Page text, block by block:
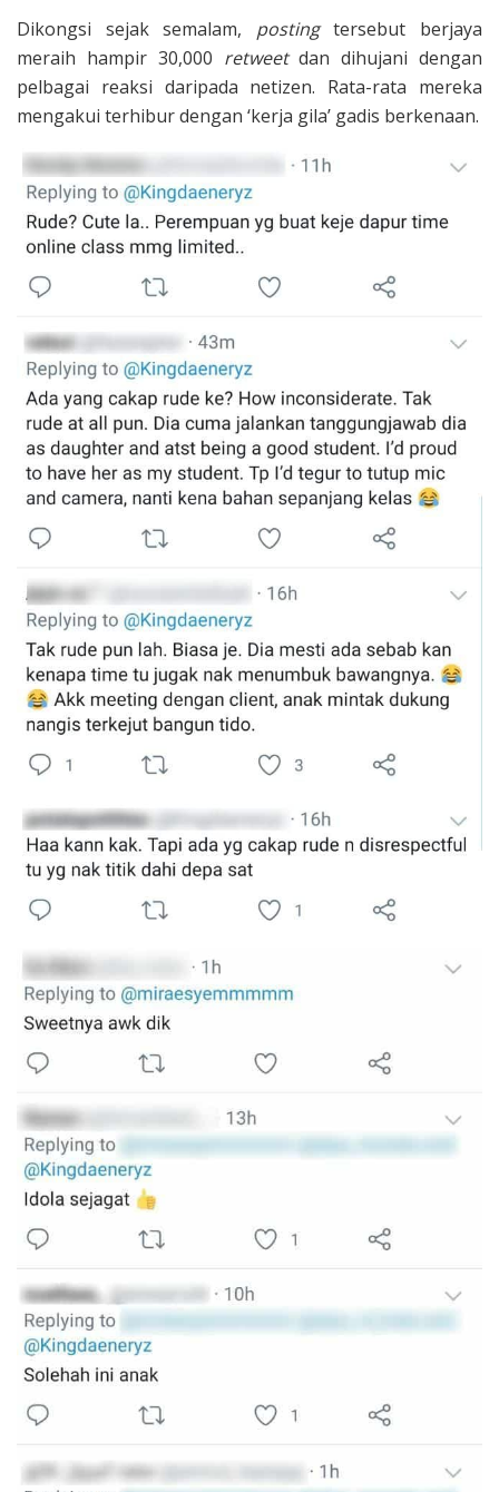
Dikongsi sejak semalam, postingtersebut berjaya
meraih hampir 30,000 retweetdan dihujani dengan
pelbagai reaksi daripada netizen. Rata-rata mereka
mengakui terhibur dengan ‘kerja gila’ gadis berkenaan.